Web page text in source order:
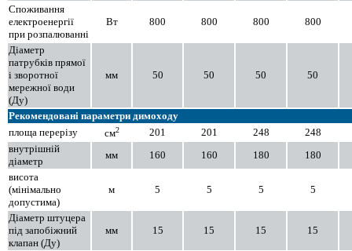
Споживання
електроенергії
при розпалюванні
Вт 800 800 800 800
Діаметр
патрубків прямої
і зворотної
мережної води
(Ду)
мм 50 50 50 50
Рекомендовані параметри димоходу
площа перерізу
см2 201 201 248
248
внутрішній
діаметр
мм 160 160 180
180
висота
(мінімально
допустима)
м 5 5 5 5
Діаметр штуцера
під запобіжний
клапан (Ду)
мм 15 15 15 15